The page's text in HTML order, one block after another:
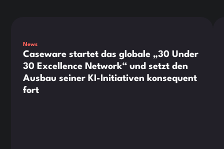
News
Caseware startet das globale „30 Under
30 Excellence Network“ und setzt den
Ausbau seiner KI-Initiativen konsequent
fort